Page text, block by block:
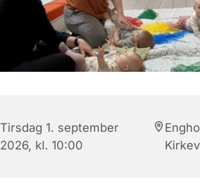
Tirsdag 1. september
2026, kl. 10:00